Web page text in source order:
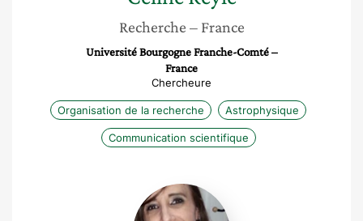
Recherche – France
Université Bourgogne Franche-Comté –
France
Chercheure
Organisation de la recherche Astrophysique
Communication scientifique
Laila
Chiadmi